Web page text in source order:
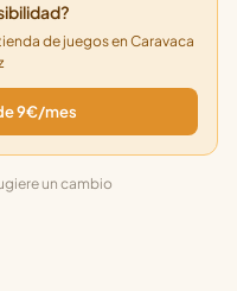
de juegos en Caravaca
9€/mes
un cambio